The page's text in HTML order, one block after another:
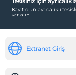
Resepsiyon
Günlük
Kayıt olun ayrıcalıklı
yer alın
Extranet Giriş